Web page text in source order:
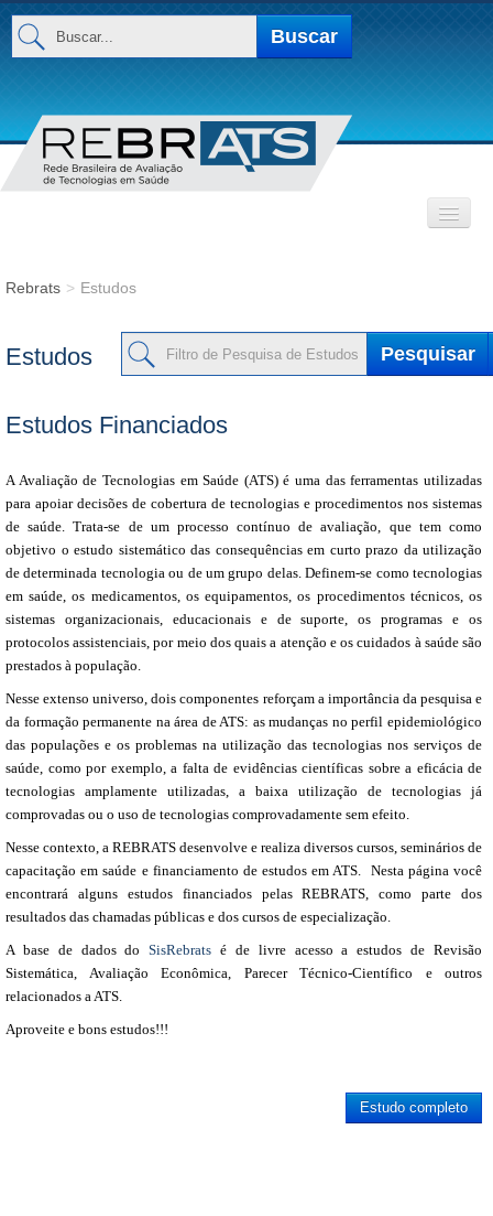
Buscar...
Buscar
MEMBROS
Rebrats > Estudos
Estudos Pesquisar
Estudos Financiados
A Avaliação de Tecnologias em Saúde (ATS) é uma das ferramentas utilizadas
para apoiar decisões de cobertura de tecnologias e procedimentos nos sistemas
de saúde. Trata-se de um processo contínuo de avaliação, que tem como
objetivo o estudo sistemático das consequências em curto prazo da utilização
de determinada tecnologia ou de um grupo delas. Definem-se como tecnologias
em saúde, os medicamentos, os equipamentos, os procedimentos técnicos, os
sistemas organizacionais, educacionais e de suporte, os programas e os
protocolos assistenciais, por meio dos quais a atenção e os cuidados à saúde são
prestados à população.
Nesse extenso universo, dois componentes reforçam a importância da pesquisa e
da formação permanente na área de ATS: as mudanças no perfil epidemiológico
das populações e os problemas na utilização das tecnologias nos serviços de
saúde, como por exemplo, a falta de evidências científicas sobre a eficácia de
tecnologias amplamente utilizadas, a baixa utilização de tecnologias já
comprovadas ou o uso de tecnologias comprovadamente sem efeito.
Nesse contexto, a REBRATS desenvolve e realiza diversos cursos, seminários de
capacitação em saúde e financiamento de estudos em ATS. Nesta página você
encontrará alguns estudos financiados pelas REBRATS, como parte dos
resultados das chamadas públicas e dos cursos de especialização.
A base de dados doSisRebratsé de livre acesso a estudos de Revisão
Sistemática, Avaliação Econômica, Parecer Técnico-Científico e outros
relacionados a ATS.
Aproveite e bons estudos!!!
Estudo completo